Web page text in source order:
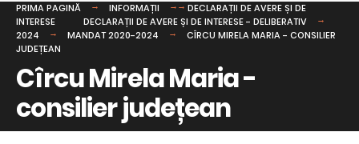
PRIMA PAGINĂ INFORMAȚII
DECLARAȚII DE AVERE ȘI DE
INTERESE
DECLARAȚII DE AVERE ȘI DE INTERESE - DELIBERATIV
2024
MANDAT 2020-2024
CÎRCU MIRELA MARIA - CONSILIER
JUDEȚEAN
Cîrcu Mirela Maria -
consilier județean